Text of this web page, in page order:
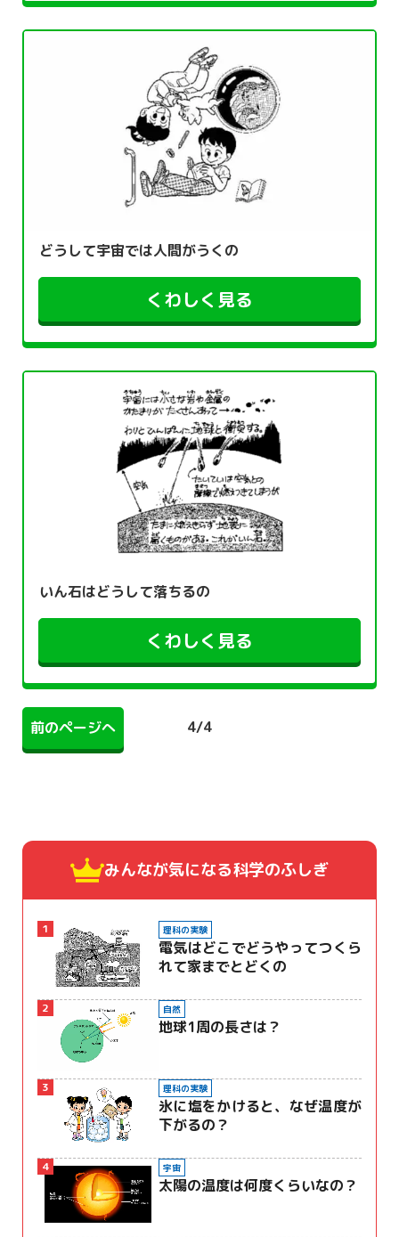
どうして宇宙では人間がうくの
くわしく見る
いん石はどうして落ちるの
くわしく見る
前のページへ 4/4
みんなが気になる科学のふしぎ
1 理科の実験
電気はどこでどうやってつくら
れて家までとどくの
2 自然
地球1周の長さは？
3 理科の実験
氷に塩をかけると、なぜ温度が
下がるの？
4 宇宙
太陽の温度は何度くらいなの？